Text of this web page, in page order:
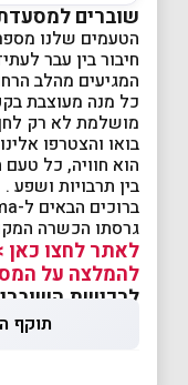
שוברים
הטעמים שלנו
חיבור בין עבר
המגיעים מהלב
כל מנה מעוצבת
מושלמת לא רק
בואו והצטרפו
הוא חוויה, כל טעם
בין תרבויות ושפע .
גרסתו הכשרה
לאתר לחצו כאן
להמלצה על
לרכישת
תוקף